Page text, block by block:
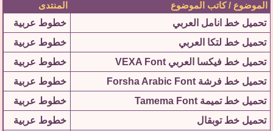
الموضوع / كاتب الموضوع المنتدى
تحميل خط انامل العربي
خطوط عربية
تحميل خط لتكا العربي
خطوط عربية
تحميل خط فيكسا العربي VEXA Font
خطوط عربية
تحميل خط فرشة Forsha Arabic Font
خطوط عربية
تحميل خط تميمة Tamema Font
خطوط عربية
تحميل خط توبقال
خطوط عربية